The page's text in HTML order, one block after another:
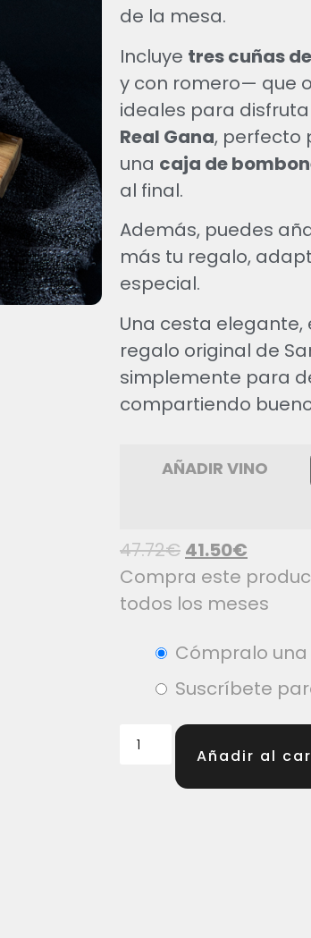
de la mesa.
Incluye tres cuñas
y con romero— que
ideales para
Real Gana, perfecto
una caja de
al final.
Además, puedes
más tu regalo,
especial.
Una cesta
regalo original de
simplemente para
compartiendo
AÑADIR VINO
47.72€ 41.50€
Compra este
todos los meses
Cómpralo una
Suscríbete
Añadir al